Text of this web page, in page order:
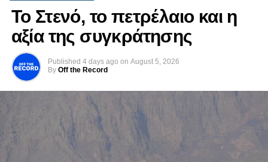
Το Στενό, το πετρέλαιο και η
αξία της συγκράτησης
Published 4 days ago on August 5, 2026
By Off the Record